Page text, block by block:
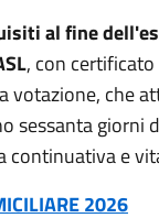
al fine
, con
votazione, che
sessanta
continuativa e
2026